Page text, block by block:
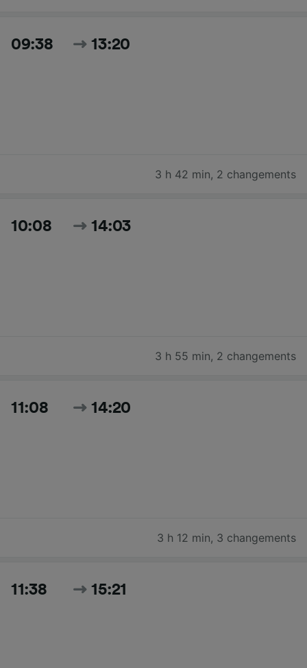
09:38 13:20
3 h 42 min, 2 changements
10:08 14:03
3 h 55 min, 2 changements
11:08 14:20
3 h 12 min, 3 changements
11:38 15:21